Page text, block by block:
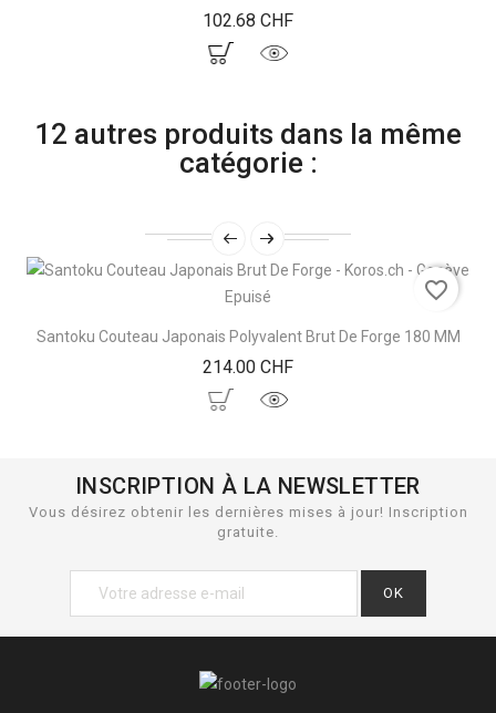
102.68 CHFPrix
12 autres produits dans la même
catégorie :
Epuisé
Santoku Couteau Japonais Polyvalent Brut De Forge 180 MM
214.00 CHFPrix
favorite_border
INSCRIPTION À LA NEWSLETTER
Vous désirez obtenir les dernières mises à jour! Inscription
gratuite.